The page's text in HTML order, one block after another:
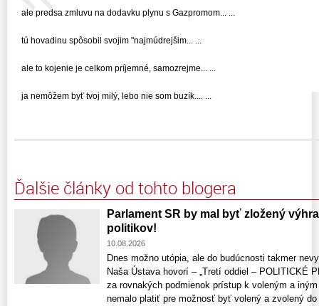
ale predsa zmluvu na dodavku plynu s Gazpromom... ...
tú hovadinu spôsobil svojim "najmúdrejšim... ...
ale to kojenie je celkom príjemné, samozrejme... ...
ja nemôžem byť tvoj milý, lebo nie som buzík.... ...
Ďalšie články od tohto blogera
Parlament SR by mal byť zložený
politikov!
10.08.2026
Dnes možno utópia, ale do budúcnosti takmer
Naša Ústava hovorí – „Tretí oddiel – POLITICKÉ
za rovnakých podmienok prístup k voleným a
nemalo platiť pre možnosť byť volený a zvolený